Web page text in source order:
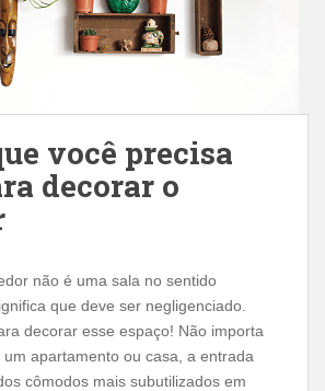
você precisa
decorar o
não é uma sala no sentido
que deve ser negligenciado.
decorar esse espaço! Não importa
apartamento ou casa, a entrada
cômodos mais subutilizados em